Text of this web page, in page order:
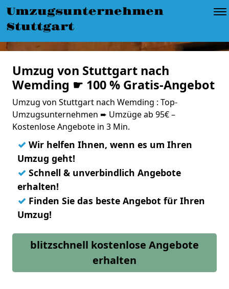
Umzugsunternehmen
Stuttgart
Umzug von Stuttgart nach
Wemding ☛ 100 % Gratis-Angebot
Umzug von Stuttgart nach Wemding : Top-
Umzugsunternehmen ➨ Umzüge ab 95€ –
Kostenlose Angebote in 3 Min.
✓ Wir helfen Ihnen, wenn es um Ihren
Umzug geht!
✓ Schnell & unverbindlich Angebote
erhalten!
✓ Finden Sie das beste Angebot für Ihren
Umzug!
blitzschnell kostenlose Angebote
erhalten